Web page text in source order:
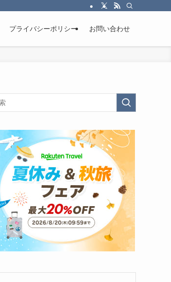
プライバシーポリシー お問い合わせ